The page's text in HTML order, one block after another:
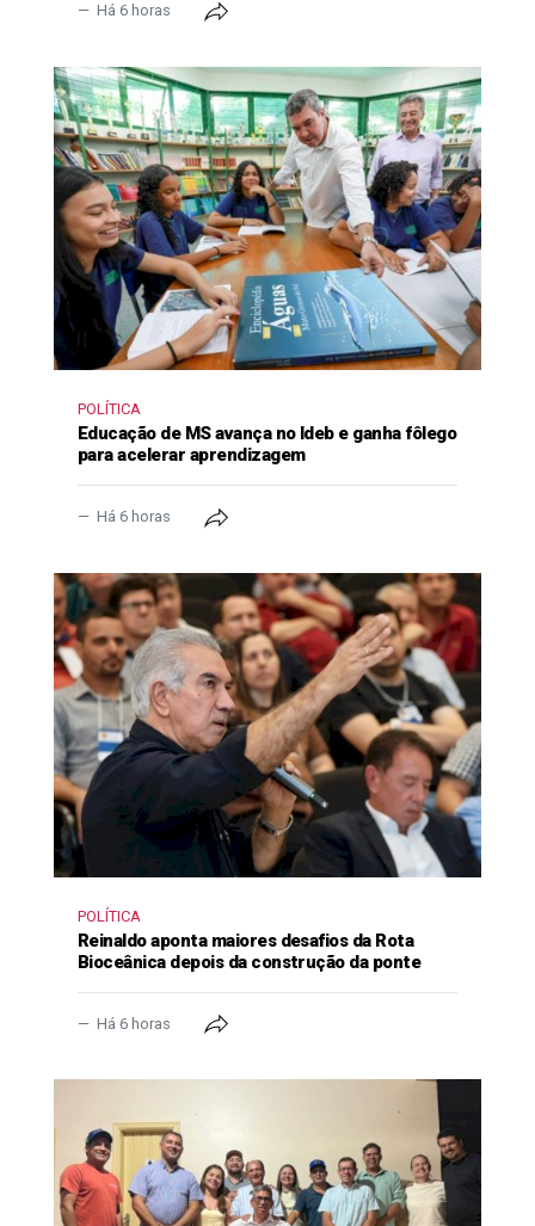
Há 6 horas
POLÍTICA
Educação de MS avança no Ideb e ganha fôlego
para acelerar aprendizagem
Há 6 horas
POLÍTICA
Reinaldo aponta maiores desafios da Rota
Bioceânica depois da construção da ponte
Há 6 horas